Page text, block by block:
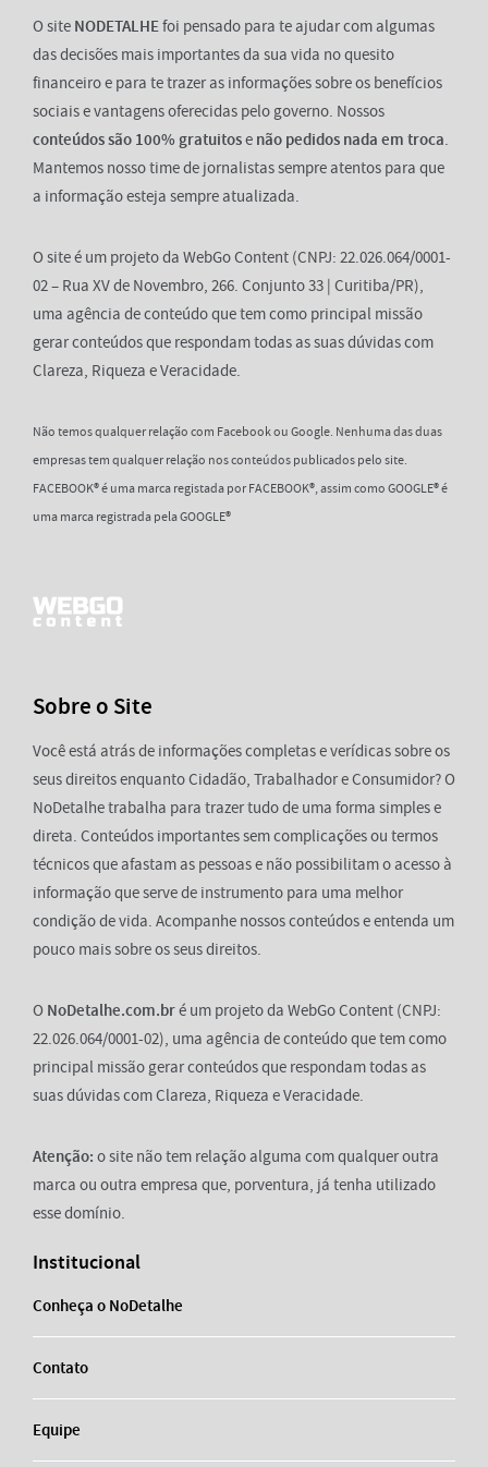
O site NODETALHEfoi pensado para te ajudar com algumas
das decisões mais importantes da sua vida no quesito
financeiro e para te trazer as informações sobre os benefícios
sociais e vantagens oferecidas pelo governo. Nossos
conteúdos são 100% gratuitose não pedidos nada em troca.
Mantemos nosso time de jornalistas sempre atentos para que
a informação esteja sempre atualizada.
O site é um projeto da WebGo Content (CNPJ: 22.026.064/0001-
02 – Rua XV de Novembro, 266. Conjunto 33 | Curitiba/PR),
uma agência de conteúdo que tem como principal missão
gerar conteúdos que respondam todas as suas dúvidas com
Clareza, Riqueza e Veracidade.
Não temos qualquer relação com Facebook ou Google. Nenhuma das duas
empresas tem qualquer relação nos conteúdos publicados pelo site.
FACEBOOK® é uma marca registada por FACEBOOK®, assim como GOOGLE® é
uma marca registrada pela GOOGLE®
Sobre o Site
Você está atrás de informações completas e verídicas sobre os
seus direitos enquanto Cidadão, Trabalhador e Consumidor? O
NoDetalhe trabalha para trazer tudo de uma forma simples e
direta. Conteúdos importantes sem complicações ou termos
técnicos que afastam as pessoas e não possibilitam o acesso à
informação que serve de instrumento para uma melhor
condição de vida. Acompanhe nossos conteúdos e entenda um
pouco mais sobre os seus direitos.
O NoDetalhe.com.bré um projeto da WebGo Content (CNPJ:
22.026.064/0001-02), uma agência de conteúdo que tem como
principal missão gerar conteúdos que respondam todas as
suas dúvidas com Clareza, Riqueza e Veracidade.
Atenção: o site não tem relação alguma com qualquer outra
marca ou outra empresa que, porventura, já tenha utilizado
esse domínio.
Institucional
Conheça o NoDetalhe
Contato
Equipe